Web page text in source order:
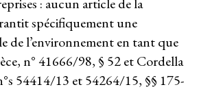
spécifiquement une
de l’environnement en tant que
n° 41666/98, § 52 et Cordella
54414/13 et 54264/15, §§ 175-